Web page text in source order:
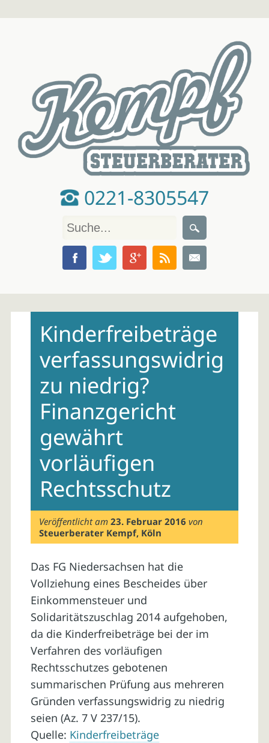
0221-8305547
contentKinderfreibeträge
verfassungswidrig
zu niedrig?
Finanzgericht
gewährt
vorläufigen
Rechtsschutz
Veröffentlicht am23. Februar 2016 von
Steuerberater Kempf, Köln
Das FG Niedersachsen hat die
Vollziehung eines Bescheides über
Einkommensteuer und
Solidaritätszuschlag 2014 aufgehoben,
da die Kinderfreibeträge bei der im
Verfahren des vorläufigen
Rechtsschutzes gebotenen
summarischen Prüfung aus mehreren
Gründen verfassungswidrig zu niedrig
seien (Az. 7 V 237/15).
Quelle: Kinderfreibeträge